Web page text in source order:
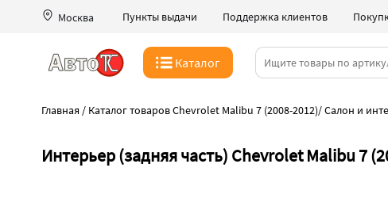
Москва Пункты выдачи Поддержка клиентов
Каталог
Главная / Каталог товаров Chevrolet Malibu 7 (2008-2012)/Салон и
Интерьер (задняя часть) Chevrolet Malibu 7